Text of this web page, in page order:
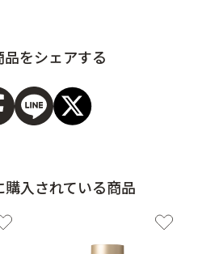
品をシェアする
購入されている商品